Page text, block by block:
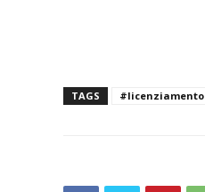
TAGS #licenziamento